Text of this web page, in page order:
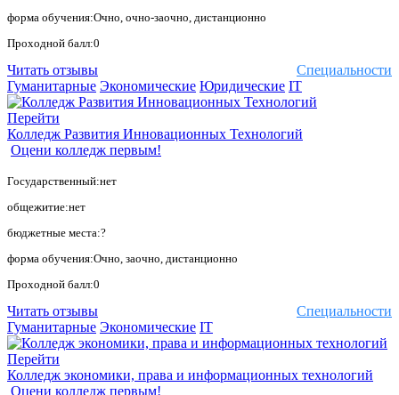
форма обучения:Очно, очно-заочно, дистанционно
Проходной балл:0
Специальности
Читать отзывы
Гуманитарные Экономические Юридические IT
Перейти
Колледж Развития Инновационных Технологий
Оцени колледж первым!
Государственный:нет
общежитие:нет
бюджетные места:?
форма обучения:Очно, заочно, дистанционно
Проходной балл:0
Специальности
Читать отзывы
Гуманитарные Экономические IT
Перейти
Колледж экономики, права и информационных технологий
Оцени колледж первым!